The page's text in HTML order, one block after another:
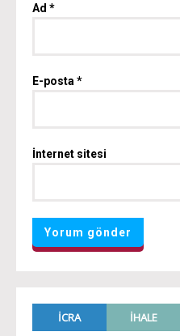
Ad *
E-posta *
İnternet sitesi